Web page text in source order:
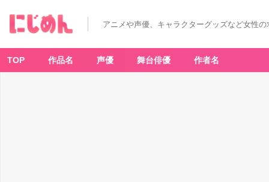
アニメや声優、キャラクターグッズなど女性
TOP 作品名 声優 舞台俳優 作者名